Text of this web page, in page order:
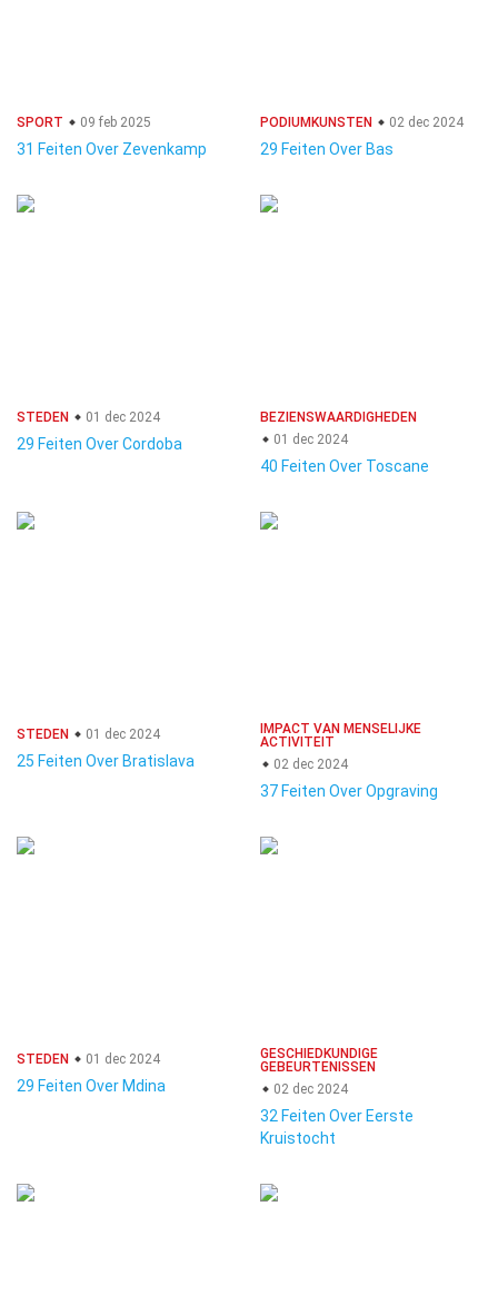
SPORT 09 feb 2025
31 Feiten Over Zevenkamp
PODIUMKUNSTEN 02 dec 2024
29 Feiten Over Bas
STEDEN 01 dec 2024
29 Feiten Over Cordoba
BEZIENSWAARDIGHEDEN
01 dec 2024
40 Feiten Over Toscane
STEDEN 01 dec 2024
25 Feiten Over Bratislava
IMPACT VAN MENSELIJKE
ACTIVITEIT
02 dec 2024
37 Feiten Over Opgraving
STEDEN 01 dec 2024
29 Feiten Over Mdina
GESCHIEDKUNDIGE
GEBEURTENISSEN
02 dec 2024
32 Feiten Over Eerste
Kruistocht